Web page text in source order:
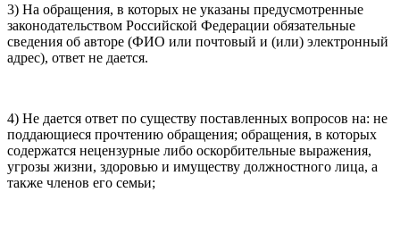
покупаю билет(-ы) для лиц, соответсвующих возрастной
категории мероприятия.
Подтвердить
3) На обращения, в которых не указаны предусмотренные
законодательством Российской Федерации обязательные
сведения об авторе (ФИО или почтовый и (или) электронный
адрес), ответ не дается.
4) Не дается ответ по существу поставленных вопросов на: не
поддающиеся прочтению обращения; обращения, в которых
содержатся нецензурные либо оскорбительные выражения,
угрозы жизни, здоровью и имуществу должностного лица, а
также членов его семьи;